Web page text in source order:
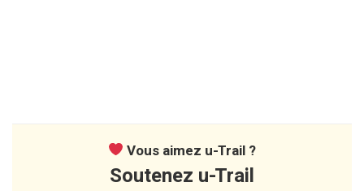
Vous aimez u-Trail ?
Soutenez u-Trail